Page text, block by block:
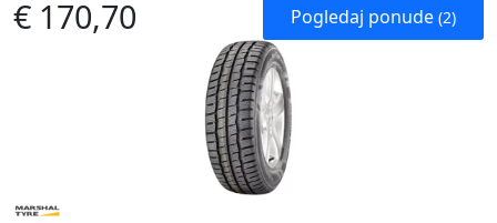
€ 170,70 Pogledaj ponude (2)